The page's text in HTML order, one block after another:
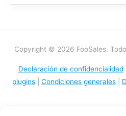
Copyright © 2026 FooSales.
Declaración de confidencialidad
plugins| Condiciones generales|